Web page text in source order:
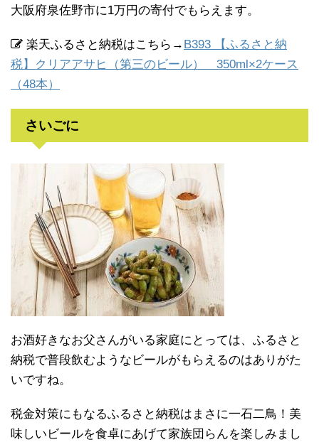
大阪府泉佐野市に1万円の寄付でもらえます。
楽天ふるさと納税はこちら→ B393 【ふるさと納
税】クリアアサヒ（第三のビール） 350ml×2ケース
（48本）
さいごに
お酒好きなお父さんがいる家庭にとっては、ふるさと
納税で普段飲むようなビールがもらえるのはありがた
いですね。
税金対策にもなるふるさと納税はまさに一石二鳥！美
味しいビールを食卓にあげて家族団らんを楽しみまし